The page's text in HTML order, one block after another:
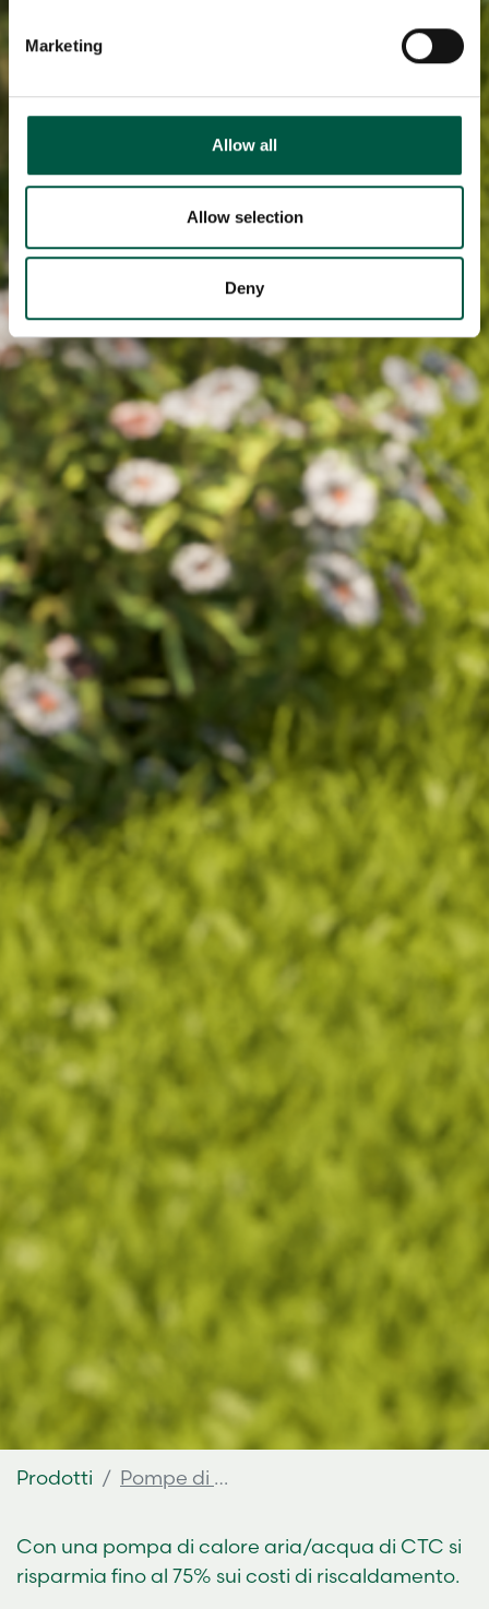
Find out more about how your personal data is processed
We use cookies to personalise content and ads, to
We also share information about your use of our site with
our social media, advertising and analytics partners who
provided to them or that they’ve collected from your use
Marketing
Allow all
Allow selection
Deny
Prodotti Pompe di calore aria/acqua
Con una pompa di calore aria/acqua di CTC si
risparmia fino al 75% sui costi di riscaldamento.